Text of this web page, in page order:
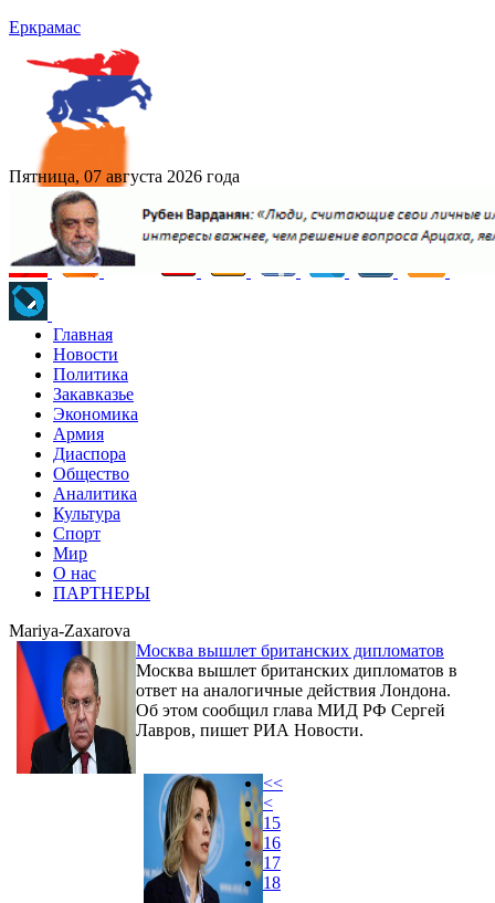
Еркрамас
Пятница, 07 августа 2026 года
Главная
Новости
Политика
Закавказье
Экономика
Армия
Диаспора
Общество
Аналитика
Культура
Спорт
Мир
О нас
ПАРТНЕРЫ
Mariya-Zaxarova
Москва вышлет британских дипломатов
Москва вышлет британских дипломатов в
ответ на аналогичные действия Лондона.
Об этом сообщил глава МИД РФ Сергей
Лавров, пишет РИА Новости.
<<
<
15
16
17
18